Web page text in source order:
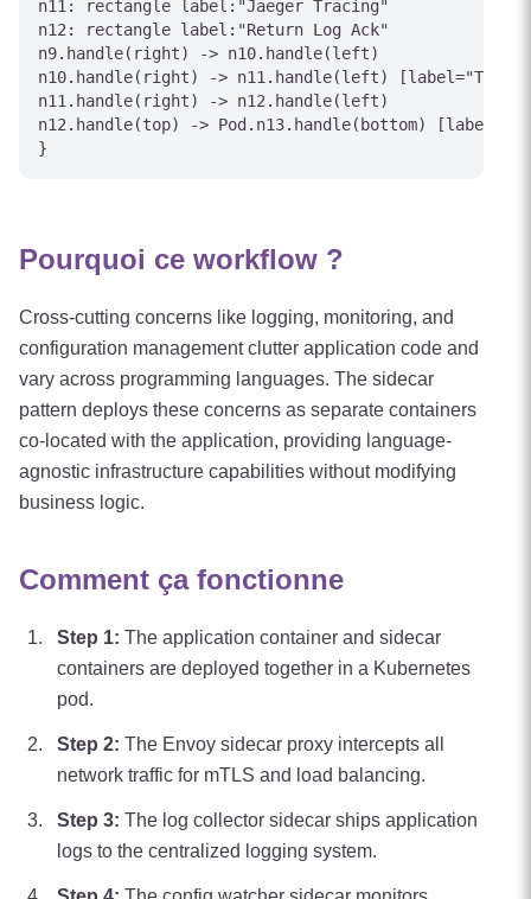
n11: rectangle label:"Jaeger Tracing"
n12: rectangle label:"Return Log Ack"
n9.handle(right) -> n10.handle(left)
n10.handle(right) -> n11.handle(left)
n11.handle(right) -> n12.handle(left)
n12.handle(top) -> Pod.n13.handle(bottom)
Pourquoi ce workflow ?
Cross-cutting concerns like logging, monitoring, and
configuration management clutter application code and
vary across programming languages. The sidecar
pattern deploys these concerns as separate containers
co-located with the application, providing language-
agnostic infrastructure capabilities without modifying
business logic.
Comment ça fonctionne
Step 1: The application container and sidecar
containers are deployed together in a Kubernetes
pod.
Step 2: The Envoy sidecar proxy intercepts all
network traffic for mTLS and load balancing.
Step 3: The log collector sidecar ships application
logs to the centralized logging system.